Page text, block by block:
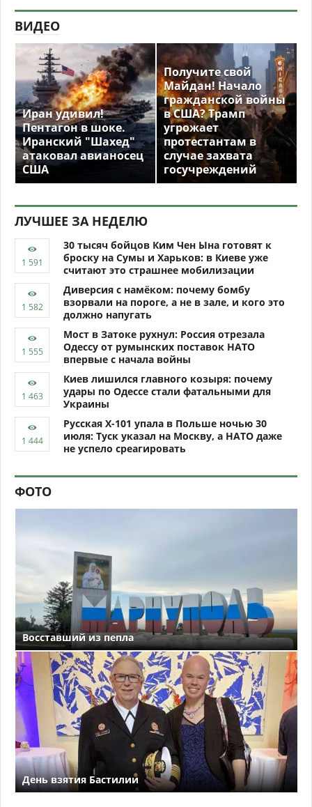
ВИДЕО
Иран удивил!
Пентагон в шоке.
Иранский "Шахед"
атаковал авианосец
США
Получите свой
Майдан! Начало
гражданской войны
в США? Трамп
угрожает
протестантам в
случае захвата
госучреждений
ЛУЧШЕЕ ЗА НЕДЕЛЮ
30 тысяч бойцов Ким Чен Ына готовят к
броску на Сумы и Харьков: в Киеве уже
считают это страшнее мобилизации
Диверсия с намёком: почему бомбу
взорвали на пороге, а не в зале, и кого это
должно напугать
Мост в Затоке рухнул: Россия отрезала
Одессу от румынских поставок НАТО
впервые с начала войны
Киев лишился главного козыря: почему
удары по Одессе стали фатальными для
Украины
Русская Х-101 упала в Польше ночью 30
июля: Туск указал на Москву, а НАТО даже
не успело среагировать
ФОТО
Восставший из пепла
День взятия Бастилии